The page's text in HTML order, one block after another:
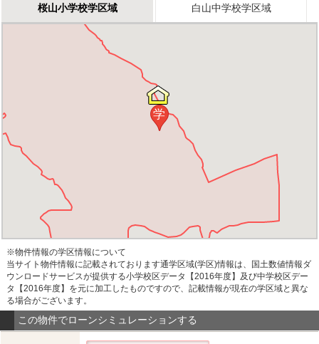
桜山小学校学区域 白山中学校学区域
学
※物件情報の学区情報について
当サイト物件情報に記載されております通学区域(学区)情報は、国土数値情報ダ
ウンロードサービスが提供する小学校区データ【2016年度】及び中学校区デー
タ【2016年度】を元に加工したものですので、記載情報が現在の学区域と異な
る場合がございます。
この物件でローンシミュレーションする